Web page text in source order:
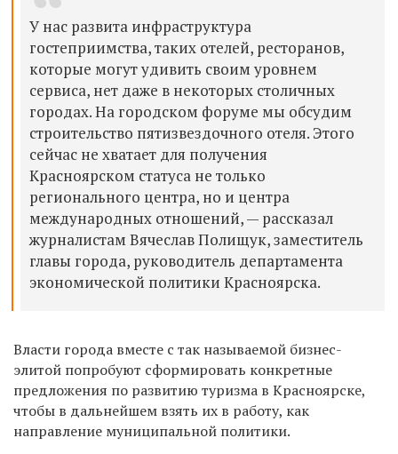
У нас развита инфраструктура
гостеприимства, таких отелей, ресторанов,
которые могут удивить своим уровнем
сервиса, нет даже в некоторых столичных
городах. На городском форуме мы обсудим
строительство пятизвездочного отеля. Этого
сейчас не хватает для получения
Красноярском статуса не только
регионального центра, но и центра
международных отношений, — рассказал
журналистам Вячеслав Полищук, заместитель
главы города, руководитель департамента
экономической политики Красноярска.
Власти города вместе с так называемой бизнес-
элитой попробуют сформировать конкретные
предложения по развитию туризма в Красноярске,
чтобы в дальнейшем взять их в работу, как
направление муниципальной политики.